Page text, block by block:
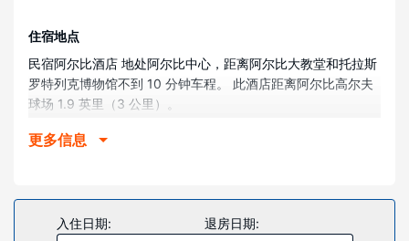
住宿地点
民宿阿尔比酒店 地处阿尔比中心，距离阿尔比大教堂和托拉斯
罗特列克博物馆不到 10 分钟车程。 此酒店距离阿尔比高尔夫
球场 1.9 英里（3 公里）。
客房
满足您的娱乐需求。配备淋浴设施的私人浴室提供免费洗浴用
品和吹风机。便利设施包括书桌和遮光窗帘；而且每天提供客
更多信息
入住日期: 退房日期: